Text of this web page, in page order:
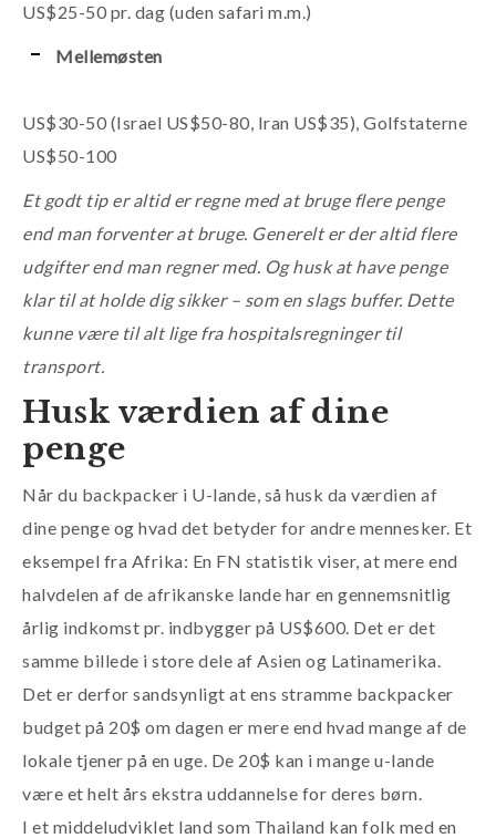
US$25-50 pr. dag (uden safari m.m.)
Mellemøsten
US$30-50 (Israel US$50-80, Iran US$35), Golfstaterne
US$50-100
Et godt tip er altid er regne med at bruge flere penge
end man forventer at bruge. Generelt er der altid flere
udgifter end man regner med. Og husk at have penge
klar til at holde dig sikker – som en slags buffer. Dette
kunne være til alt lige fra hospitalsregninger til
transport.
Husk værdien af dine
penge
Når du backpacker i U-lande, så husk da værdien af
dine penge og hvad det betyder for andre mennesker. Et
eksempel fra Afrika: En FN statistik viser, at mere end
halvdelen af de afrikanske lande har en gennemsnitlig
årlig indkomst pr. indbygger på US$600. Det er det
samme billede i store dele af Asien og Latinamerika.
Det er derfor sandsynligt at ens stramme backpacker
budget på 20$ om dagen er mere end hvad mange af de
lokale tjener på en uge. De 20$ kan i mange u-lande
være et helt års ekstra uddannelse for deres børn.
I et middeludviklet land som Thailand kan folk med en